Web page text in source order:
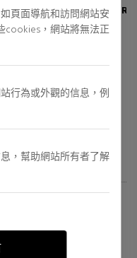
頁面導航和訪問網站安
cookies，網站將無法正
行為或外觀的信息，例
，幫助網站所有者了解
而對發布者和第三方
PAUL GAULTIER
BEAU LE PARFUM
de Parfum
€
price 105,00 €
SILK
妆底霜，具有中等遮盖